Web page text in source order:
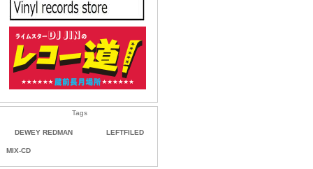
Tags
DEWEY REDMAN LEFTFILED
MIX-CD